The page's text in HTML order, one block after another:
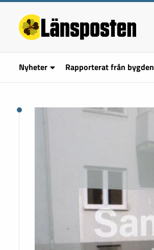
Nyheter Rapporterat från bygden